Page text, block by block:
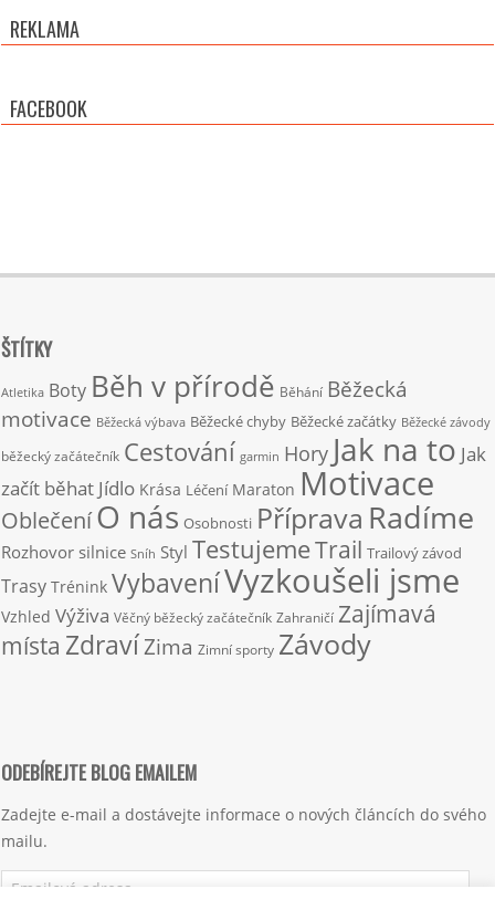
REKLAMA
FACEBOOK
ŠTÍTKY
Atletika Boty Běh v přírodě Běhání Běžecká
motivace Běžecká výbava Běžecké chyby Běžecké začátky Běžecké závody
běžecký začátečník Cestování garmin Hory Jak na to Jak
začít běhat Jídlo Krása Léčení Maraton Motivace
OblečeníO nás Osobnosti Příprava Radíme
Rozhovor silnice Sníh Styl TestujemeTrail Trailový závod
Trasy Trénink VybaveníVyzkoušeli jsme
Vzhled Výživa Věčný běžecký začátečník Zahraničí Zajímavá
místa ZdravíZima Zimní sporty Závody
ODEBÍREJTE BLOG EMAILEM
Zadejte e-mail a dostávejte informace o nových článcích do svého
mailu.
Emailová